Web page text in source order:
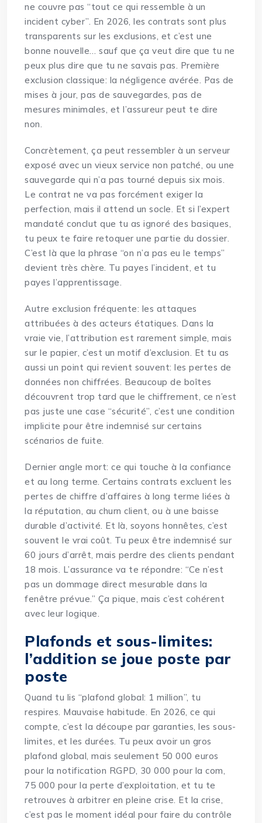
ne couvre pas “tout ce qui ressemble à un
incident cyber”. En 2026, les contrats sont plus
transparents sur les exclusions, et c’est une
bonne nouvelle… sauf que ça veut dire que tu ne
peux plus dire que tu ne savais pas. Première
exclusion classique: la négligence avérée. Pas de
mises à jour, pas de sauvegardes, pas de
mesures minimales, et l’assureur peut te dire
non.
Concrètement, ça peut ressembler à un serveur
exposé avec un vieux service non patché, ou une
sauvegarde qui n’a pas tourné depuis six mois.
Le contrat ne va pas forcément exiger la
perfection, mais il attend un socle. Et si l’expert
mandaté conclut que tu as ignoré des basiques,
tu peux te faire retoquer une partie du dossier.
C’est là que la phrase “on n’a pas eu le temps”
devient très chère. Tu payes l’incident, et tu
payes l’apprentissage.
Autre exclusion fréquente: les attaques
attribuées à des acteurs étatiques. Dans la
vraie vie, l’attribution est rarement simple, mais
sur le papier, c’est un motif d’exclusion. Et tu as
aussi un point qui revient souvent: les pertes de
données non chiffrées. Beaucoup de boîtes
découvrent trop tard que le chiffrement, ce n’est
pas juste une case “sécurité”, c’est une condition
implicite pour être indemnisé sur certains
scénarios de fuite.
Dernier angle mort: ce qui touche à la confiance
et au long terme. Certains contrats excluent les
pertes de chiffre d’affaires à long terme liées à
la réputation, au churn client, ou à une baisse
durable d’activité. Et là, soyons honnêtes, c’est
souvent le vrai coût. Tu peux être indemnisé sur
60 jours d’arrêt, mais perdre des clients pendant
18 mois. L’assurance va te répondre: “Ce n’est
pas un dommage direct mesurable dans la
fenêtre prévue.” Ça pique, mais c’est cohérent
avec leur logique.
Plafonds et sous-limites:
l’addition se joue poste par
poste
Quand tu lis “plafond global: 1 million”, tu
respires. Mauvaise habitude. En 2026, ce qui
compte, c’est la découpe par garanties, les sous-
limites, et les durées. Tu peux avoir un gros
plafond global, mais seulement 50 000 euros
pour la notification RGPD, 30 000 pour la com,
75 000 pour la perte d’exploitation, et tu te
retrouves à arbitrer en pleine crise. Et la crise,
c’est pas le moment idéal pour faire du contrôle